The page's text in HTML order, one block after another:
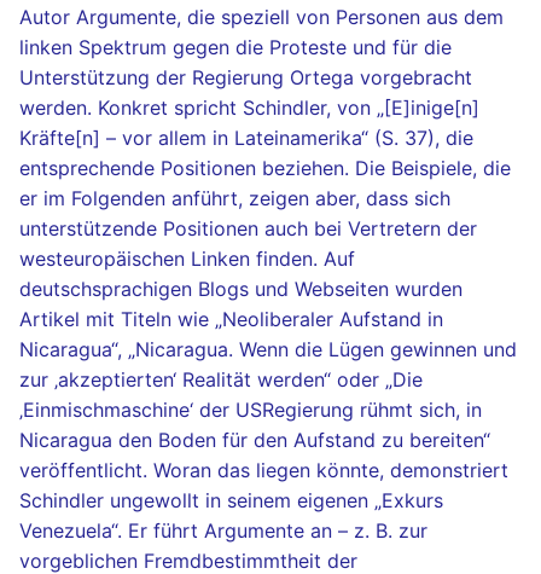
Autor Argumente, die speziell von Personen aus dem
linken Spektrum gegen die Proteste und für die
Unterstützung der Regierung Ortega vorgebracht
werden. Konkret spricht Schindler, von „[E]inige[n]
Kräfte[n] – vor allem in Lateinamerika“ (S. 37), die
entsprechende Positionen beziehen. Die Beispiele, die
er im Folgenden anführt, zeigen aber, dass sich
unterstützende Positionen auch bei Vertretern der
westeuropäischen Linken finden. Auf
deutschsprachigen Blogs und Webseiten wurden
Artikel mit Titeln wie „Neoliberaler Aufstand in
Nicaragua“, „Nicaragua. Wenn die Lügen gewinnen und
zur ‚akzeptierten‘ Realität werden“ oder „Die
‚Einmischmaschine‘ der USRegierung rühmt sich, in
Nicaragua den Boden für den Aufstand zu bereiten“
veröffentlicht. Woran das liegen könnte, demonstriert
Schindler ungewollt in seinem eigenen „Exkurs
Venezuela“. Er führt Argumente an – z. B. zur
vorgeblichen Fremdbestimmtheit der